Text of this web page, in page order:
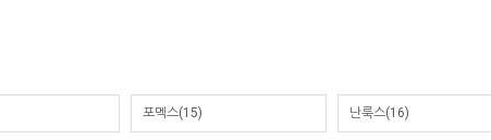
포멕스(15) 난룩스(16)